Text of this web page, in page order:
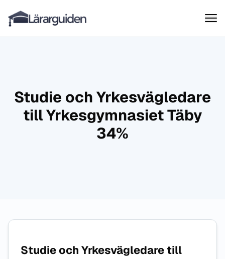
Hoppa till innehåll
Lärarguiden
Studie och Yrkesvägledare
till Yrkesgymnasiet Täby
34%
Studie och Yrkesvägledare till